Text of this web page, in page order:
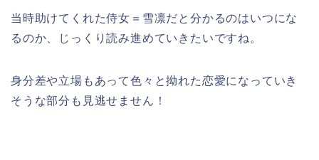
当時助けてくれた侍女＝雪凛だと分かるのはいつにな
るのか、じっくり読み進めていきたいですね。
身分差や立場もあって色々と拗れた恋愛になっていき
そうな部分も見逃せません！